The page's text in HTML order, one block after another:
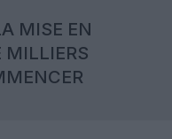
MISE EN
MILLIERS